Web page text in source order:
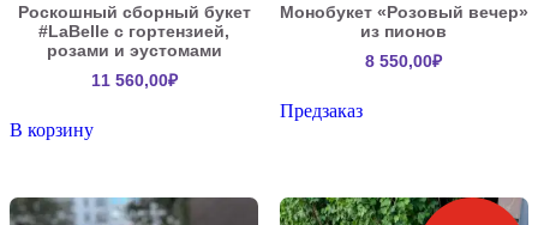
Роскошный сборный букет
#LaBelle с гортензией,
розами и эустомами
11 560,00₽
В корзину
Монобукет «Розовый вечер»
из пионов
8 550,00₽
Предзаказ